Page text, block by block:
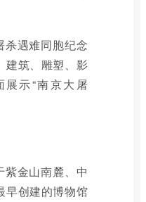
杀遇难同胞纪念
建筑、雕塑、影
示“南京大屠
金山南麓、中
早创建的博物馆